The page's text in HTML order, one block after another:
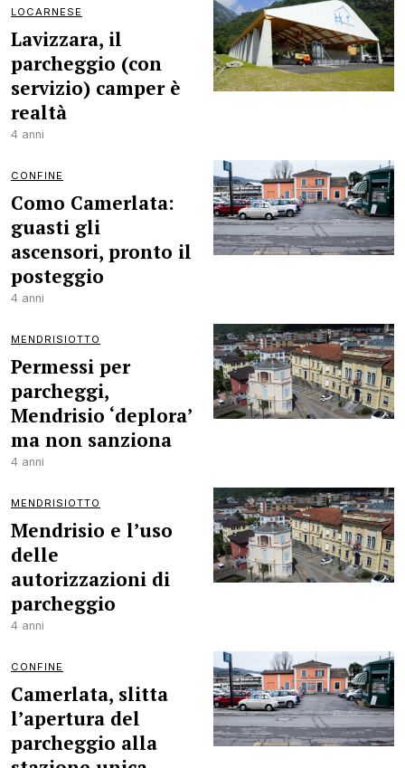
LOCARNESE
Lavizzara, il
parcheggio (con
servizio) camper è
realtà
4 anni
CONFINE
Como Camerlata:
guasti gli
ascensori, pronto il
posteggio
4 anni
MENDRISIOTTO
Permessi per
parcheggi,
Mendrisio ‘deplora’
ma non sanziona
4 anni
MENDRISIOTTO
Mendrisio e l’uso
delle
autorizzazioni di
parcheggio
4 anni
CONFINE
Camerlata, slitta
l’apertura del
parcheggio alla